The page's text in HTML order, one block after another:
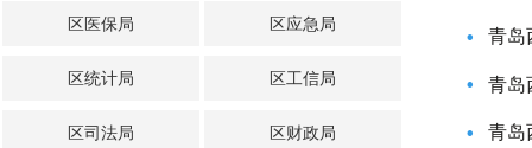
区医保局 区应急局
区统计局 区工信局
区司法局 区财政局
• 青岛西海
• 青岛西
• 青岛西海